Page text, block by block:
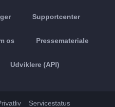
Supportcenter
os Pressemateriale
Udviklere (API)
Servicestatus